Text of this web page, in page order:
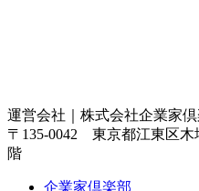
運営会社｜ 株式会社企業家
〒135-0042 東京都江東区木
階
企業家倶楽部